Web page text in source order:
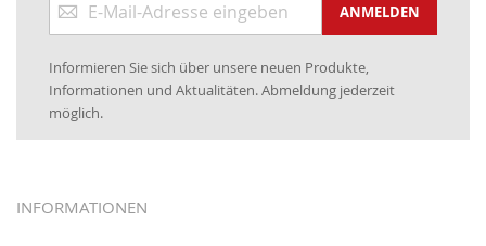
04.11.2018: Überarbeitung der Corporate Identity (CI)
16.01.2017:JETZT NEU- Visa & MasterCard (inkl.
Maestro)
12.01.2017:JETZT NEU- giropay, SOFORT-Überweisung
05.09.2016: NEUE Topseller bei
zum
ANMELDEN
Informieren Sie sich über unsere neuen Produkte,
Informationen und Aktualitäten. Abmeldung jederzeit
möglich.
INFORMATIONEN